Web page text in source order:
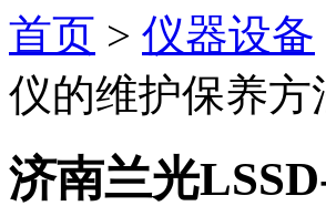
首页 > 仪器设备
仪的维护保养方
济南兰光